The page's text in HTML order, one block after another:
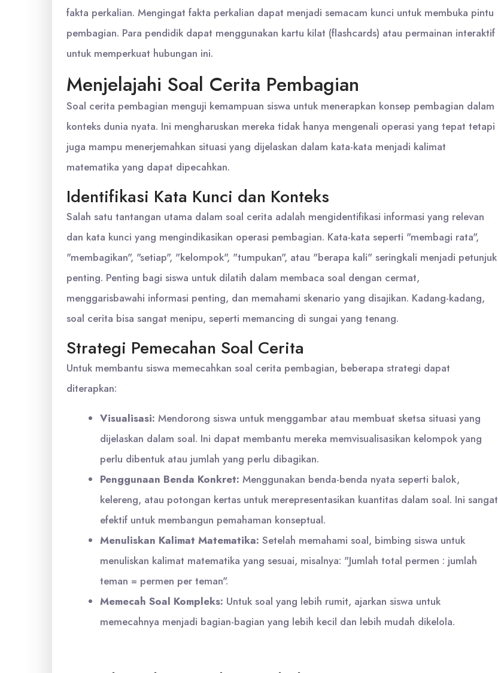
fakta perkalian. Mengingat fakta perkalian dapat menjadi semacam kunci untuk membuka pintu
pembagian. Para pendidik dapat menggunakan kartu kilat (flashcards) atau permainan interaktif
untuk memperkuat hubungan ini.
Menjelajahi Soal Cerita Pembagian
Soal cerita pembagian menguji kemampuan siswa untuk menerapkan konsep pembagian dalam
konteks dunia nyata. Ini mengharuskan mereka tidak hanya mengenali operasi yang tepat tetapi
juga mampu menerjemahkan situasi yang dijelaskan dalam kata-kata menjadi kalimat
matematika yang dapat dipecahkan.
Identifikasi Kata Kunci dan Konteks
Salah satu tantangan utama dalam soal cerita adalah mengidentifikasi informasi yang relevan
dan kata kunci yang mengindikasikan operasi pembagian. Kata-kata seperti "membagi rata",
"membagikan", "setiap", "kelompok", "tumpukan", atau "berapa kali" seringkali menjadi petunjuk
penting. Penting bagi siswa untuk dilatih dalam membaca soal dengan cermat,
menggarisbawahi informasi penting, dan memahami skenario yang disajikan. Kadang-kadang,
soal cerita bisa sangat menipu, seperti memancing di sungai yang tenang.
Strategi Pemecahan Soal Cerita
Untuk membantu siswa memecahkan soal cerita pembagian, beberapa strategi dapat
diterapkan:
Visualisasi: Mendorong siswa untuk menggambar atau membuat sketsa situasi yang
dijelaskan dalam soal. Ini dapat membantu mereka memvisualisasikan kelompok yang
perlu dibentuk atau jumlah yang perlu dibagikan.
Penggunaan Benda Konkret: Menggunakan benda-benda nyata seperti balok,
kelereng, atau potongan kertas untuk merepresentasikan kuantitas dalam soal. Ini sangat
efektif untuk membangun pemahaman konseptual.
Menuliskan Kalimat Matematika: Setelah memahami soal, bimbing siswa untuk
menuliskan kalimat matematika yang sesuai, misalnya: "Jumlah total permen : jumlah
teman = permen per teman".
Memecah Soal Kompleks: Untuk soal yang lebih rumit, ajarkan siswa untuk
memecahnya menjadi bagian-bagian yang lebih kecil dan lebih mudah dikelola.